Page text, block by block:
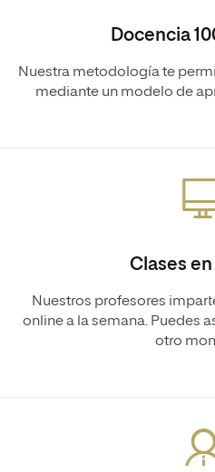
Docencia
Nuestra metodología te
mediante un modelo de
Clases
Nuestros profesores
online a la semana. Puedes
otro